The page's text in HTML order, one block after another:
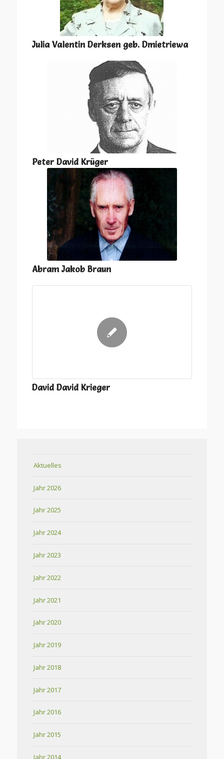
Julia Valentin Derksen geb. Dmietriewa
Peter David Krüger
Abram Jakob Braun
David David Krieger
Aktuelles
Jahr 2026
Jahr 2025
Jahr 2024
Jahr 2023
Jahr 2022
Jahr 2021
Jahr 2020
Jahr 2019
Jahr 2018
Jahr 2017
Jahr 2016
Jahr 2015
Jahr 2014